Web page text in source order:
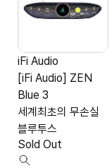
iFi Audio
[iFi Audio] ZEN
Blue 3
세계최초의 무손실
블루투스
Sold Out